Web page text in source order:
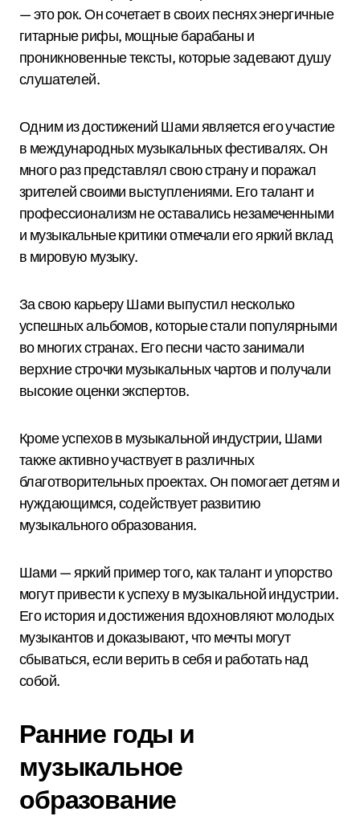
— это рок. Он сочетает в своих песнях энергичные
гитарные рифы, мощные барабаны и
проникновенные тексты, которые задевают душу
слушателей.
Одним из достижений Шами является его участие
в международных музыкальных фестивалях. Он
много раз представлял свою страну и поражал
зрителей своими выступлениями. Его талант и
профессионализм не оставались незамеченными
и музыкальные критики отмечали его яркий вклад
в мировую музыку.
За свою карьеру Шами выпустил несколько
успешных альбомов, которые стали популярными
во многих странах. Его песни часто занимали
верхние строчки музыкальных чартов и получали
высокие оценки экспертов.
Кроме успехов в музыкальной индустрии, Шами
также активно участвует в различных
благотворительных проектах. Он помогает детям и
нуждающимся, содействует развитию
музыкального образования.
Шами — яркий пример того, как талант и упорство
могут привести к успеху в музыкальной индустрии.
Его история и достижения вдохновляют молодых
музыкантов и доказывают, что мечты могут
сбываться, если верить в себя и работать над
собой.
Ранние годы и
музыкальное
образование